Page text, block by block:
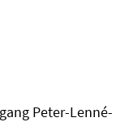
Peter-Lenné-